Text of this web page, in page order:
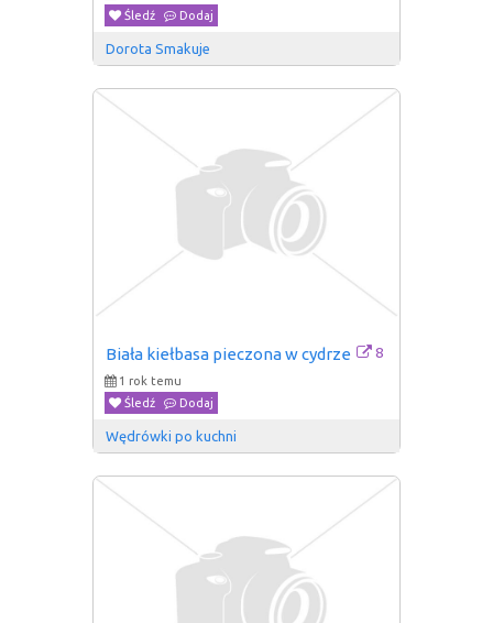
Śledź
Dodaj
Dorota Smakuje
Biała kiełbasa pieczona w cydrze 8
1 rok temu
Śledź
Dodaj
Wędrówki po kuchni